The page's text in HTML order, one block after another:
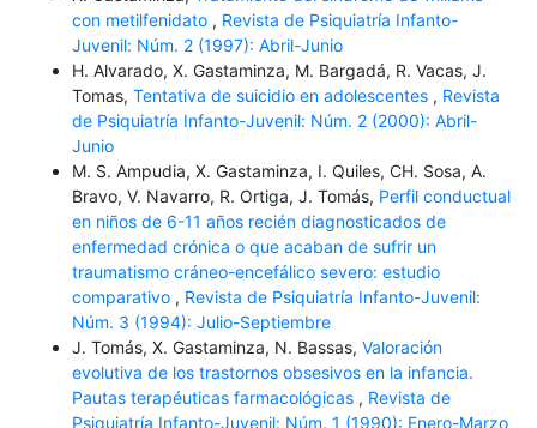
con metilfenidato , Revista de Psiquiatría Infanto-
Juvenil: Núm. 2 (1997): Abril-Junio
H. Alvarado, X. Gastaminza, M. Bargadá, R. Vacas, J.
Tomas, Tentativa de suicidio en adolescentes , Revista
de Psiquiatría Infanto-Juvenil: Núm. 2 (2000): Abril-
Junio
M. S. Ampudia, X. Gastaminza, I. Quiles, CH. Sosa, A.
Bravo, V. Navarro, R. Ortiga, J. Tomás, Perfil conductual
en niños de 6-11 años recién diagnosticados de
enfermedad crónica o que acaban de sufrir un
traumatismo cráneo-encefálico severo: estudio
comparativo , Revista de Psiquiatría Infanto-Juvenil:
Núm. 3 (1994): Julio-Septiembre
J. Tomás, X. Gastaminza, N. Bassas, Valoración
evolutiva de los trastornos obsesivos en la infancia.
Pautas terapéuticas farmacológicas , Revista de
Psiquiatría Infanto-Juvenil: Núm. 1 (1990): Enero-Marzo